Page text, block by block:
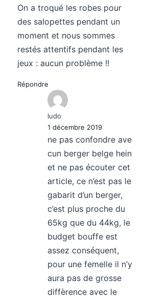
On a troqué les robes pour
des salopettes pendant un
moment et nous sommes
restés attentifs pendant les
jeux : aucun problème !!
Répondre
ludo
1 décembre 2019
ne pas confondre ave
cun berger belge hein
et ne pas écouter cet
article, ce n’est pas le
gabarit d’un berger,
c’est plus proche du
65kg que du 44kg, le
budget bouffe est
assez conséquent,
pour une femelle il n’y
aura pas de grosse
diffèrence avec le